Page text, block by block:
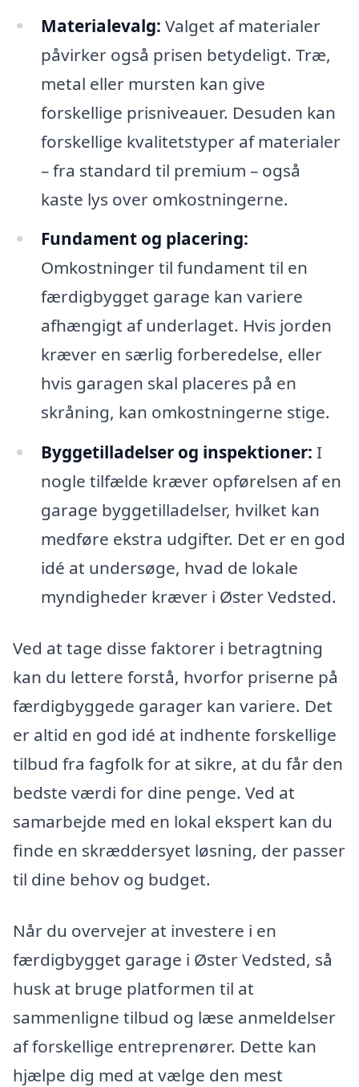
Materialevalg: Valget af materialer
påvirker også prisen betydeligt. Træ,
metal eller mursten kan give
forskellige prisniveauer. Desuden kan
forskellige kvalitetstyper af materialer
– fra standard til premium – også
kaste lys over omkostningerne.
Fundament og placering:
Omkostninger til fundament til en
færdigbygget garage kan variere
afhængigt af underlaget. Hvis jorden
kræver en særlig forberedelse, eller
hvis garagen skal placeres på en
skråning, kan omkostningerne stige.
Byggetilladelser og inspektioner: I
nogle tilfælde kræver opførelsen af en
garage byggetilladelser, hvilket kan
medføre ekstra udgifter. Det er en god
idé at undersøge, hvad de lokale
myndigheder kræver i Øster Vedsted.
Ved at tage disse faktorer i betragtning
kan du lettere forstå, hvorfor priserne på
færdigbyggede garager kan variere. Det
er altid en god idé at indhente forskellige
tilbud fra fagfolk for at sikre, at du får den
bedste værdi for dine penge. Ved at
samarbejde med en lokal ekspert kan du
finde en skræddersyet løsning, der passer
til dine behov og budget.
Når du overvejer at investere i en
færdigbygget garage i Øster Vedsted, så
husk at bruge platformen til at
sammenligne tilbud og læse anmeldelser
af forskellige entreprenører. Dette kan
hjælpe dig med at vælge den mest